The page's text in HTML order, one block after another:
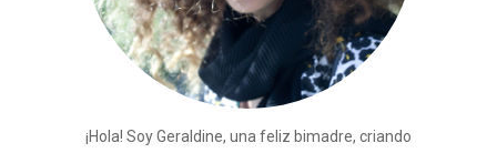
¡Hola! Soy Geraldine, una feliz bimadre, criando